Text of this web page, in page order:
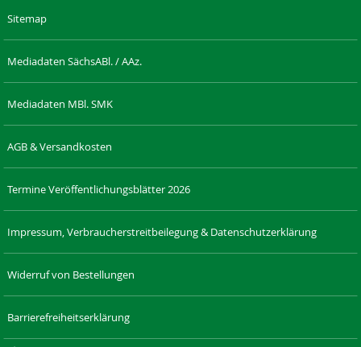
Sitemap
Mediadaten SächsABl. / AAz.
Mediadaten MBl. SMK
AGB & Versandkosten
Termine Veröffentlichungsblätter 2026
Impressum, Verbraucherstreitbeilegung & Datenschutzerklärung
Widerruf von Bestellungen
Barrierefreiheitserklärung